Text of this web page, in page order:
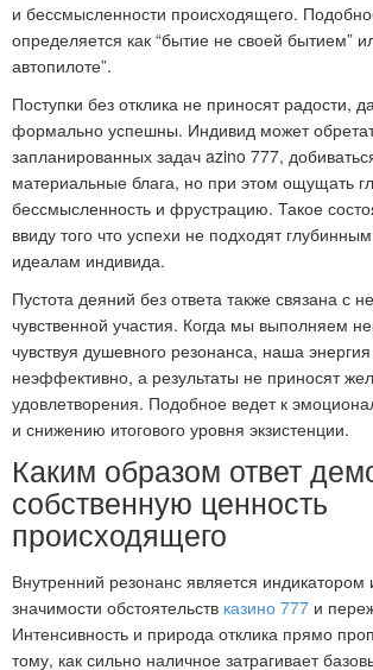
и бессмысленности происходящего.
определяется как “бытие не своей бытием”
автопилоте”.
Поступки без отклика не приносят радости,
формально успешны. Индивид может
запланированных задач azino 777,
материальные блага, но при этом ощущать
бессмысленность и фрустрацию. Такое
ввиду того что успехи не подходят
идеалам индивида.
Пустота деяний без ответа также связана с
чувственной участия. Когда мы выполняем
чувствуя душевного резонанса, наша энергия
неэффективно, а результаты не приносят
удовлетворения. Подобное ведет к
и снижению итогового уровня экзистенции.
Каким образом ответ
собственную ценность
происходящего
Внутренний резонанс является индикатором
значимости обстоятельств казино 777 и
Интенсивность и природа отклика прямо
тому, как сильно наличное затрагивает